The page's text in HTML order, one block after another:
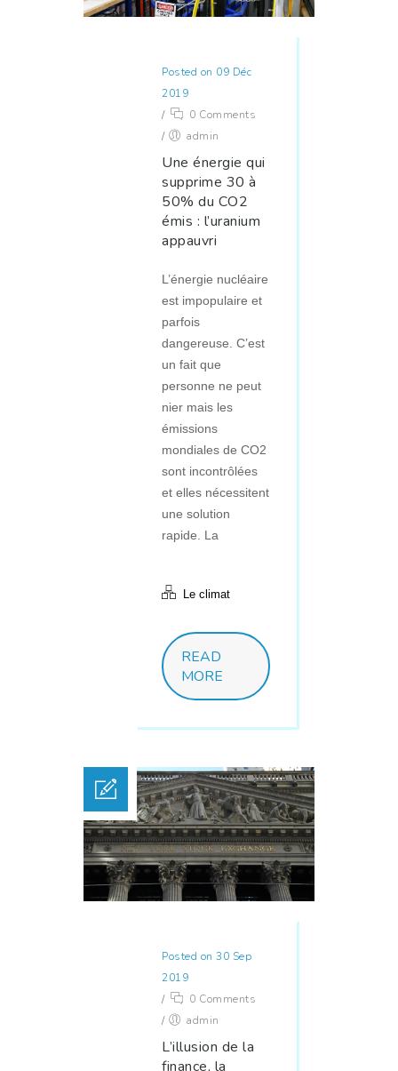
Posted on 09 Déc
2019
/
0 Comments
/
admin
Une énergie qui
supprime 30 à
50% du CO2
émis : l’uranium
appauvri
L’énergie nucléaire
est impopulaire et
parfois
dangereuse. C’est
un fait que
personne ne peut
nier mais les
émissions
mondiales de CO2
sont incontrôlées
et elles nécessitent
une solution
rapide. La
Le climat
READ
MORE
Posted on 30 Sep
2019
/
0 Comments
/
admin
L’illusion de la
finance, la